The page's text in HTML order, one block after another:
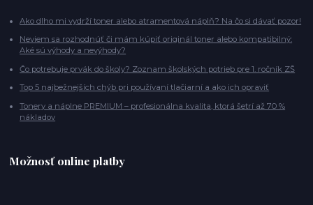
Ako dlho mi vydrží toner alebo atramentová náplň? Na čo si dávať pozor!
Neviem sa rozhodnúť či mám kúpiť originál toner alebo kompatibilný:
Aké sú výhody a nevýhody?
Čo potrebuje prvák do školy? Zoznam školských potrieb pre 1. ročník ZŠ
Top 5 najbežnejších chýb pri používaní tlačiarní a ako ich opraviť
Tonery a náplne PREMIUM – profesionálna kvalita, ktorá šetrí až 70 %
nákladov
Možnosť online platby